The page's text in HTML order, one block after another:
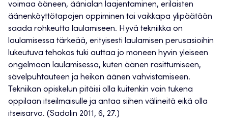
voimaa ääneen, äänialan laajentaminen, erilaisten
äänenkäyttötapojen oppiminen tai vaikkapa ylipäätään
saada rohkeutta laulamiseen. Hyvä tekniikka on
laulamisessa tärkeää, erityisesti laulamisen perusasioihin
lukeutuva tehokas tuki auttaa jo moneen hyvin yleiseen
ongelmaan laulamisessa, kuten äänen rasittumiseen,
sävelpuhtauteen ja heikon äänen vahvistamiseen.
Tekniikan opiskelun pitäisi olla kuitenkin vain tukena
oppilaan itseilmaisulle ja antaa siihen välineitä eikä olla
itseisarvo. (Sadolin 2011, 6, 27.)